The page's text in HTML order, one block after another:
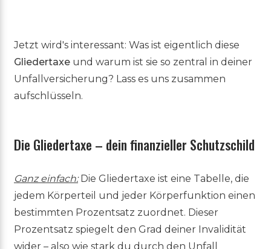
Jetzt wird's interessant: Was ist eigentlich diese
Gliedertaxe und warum ist sie so zentral in deiner
Unfallversicherung? Lass es uns zusammen
aufschlüsseln.
Die Gliedertaxe – dein finanzieller Schutzschild
Ganz einfach:Die Gliedertaxe ist eine Tabelle, die
jedem Körperteil und jeder Körperfunktion einen
bestimmten Prozentsatz zuordnet. Dieser
Prozentsatz spiegelt den Grad deiner Invalidität
wider – also wie stark du durch den Unfall